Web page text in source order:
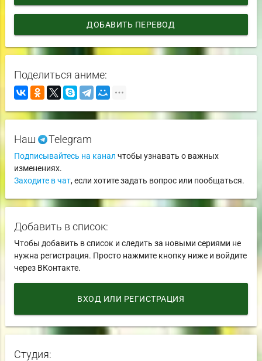
ДОБАВИТЬ ПЕРЕВОД
Поделиться аниме:
Наш Telegram
Подписывайтесь на канал чтобы узнавать о важных
изменениях.
Заходите в чат, если хотите задать вопрос или пообщаться.
Добавить в список:
Чтобы добавить в список и следить за новыми сериями не
нужна регистрация. Просто нажмите кнопку ниже и войдите
через ВКонтакте.
ВХОД ИЛИ РЕГИСТРАЦИЯ
Студия: